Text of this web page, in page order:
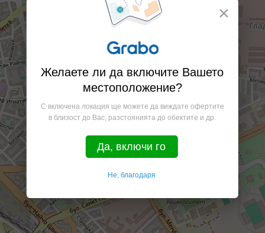
×
Желаете ли да включите Вашето
местоположение?
С включена локация ще можете да виждате офертите
в близост до Вас, разстоянията до обектите и др.
Да, включи го
Не, благодаря